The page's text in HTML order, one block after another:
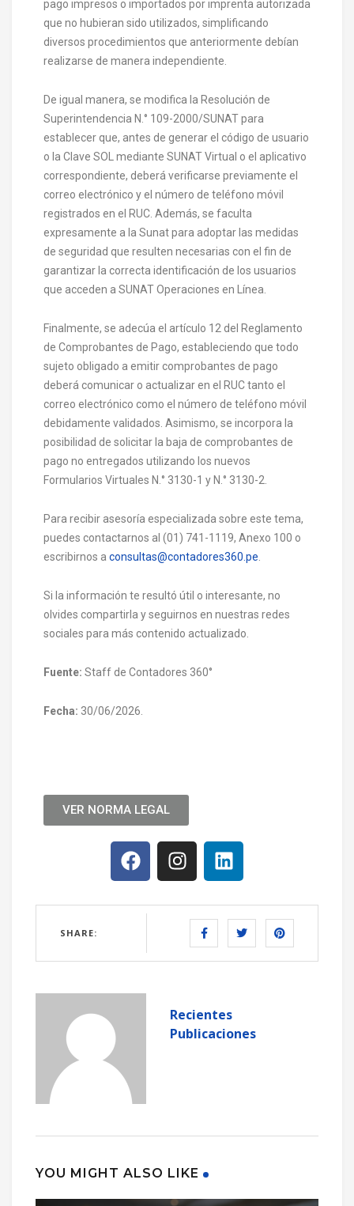
pago impresos o importados por imprenta autorizada
que no hubieran sido utilizados, simplificando
diversos procedimientos que anteriormente debían
realizarse de manera independiente.
De igual manera, se modifica la Resolución de
Superintendencia N.° 109-2000/SUNAT para
establecer que, antes de generar el código de usuario
o la Clave SOL mediante SUNAT Virtual o el aplicativo
correspondiente, deberá verificarse previamente el
correo electrónico y el número de teléfono móvil
registrados en el RUC. Además, se faculta
expresamente a la Sunat para adoptar las medidas
de seguridad que resulten necesarias con el fin de
garantizar la correcta identificación de los usuarios
que acceden a SUNAT Operaciones en Línea.
Finalmente, se adecúa el artículo 12 del Reglamento
de Comprobantes de Pago, estableciendo que todo
sujeto obligado a emitir comprobantes de pago
deberá comunicar o actualizar en el RUC tanto el
correo electrónico como el número de teléfono móvil
debidamente validados. Asimismo, se incorpora la
posibilidad de solicitar la baja de comprobantes de
pago no entregados utilizando los nuevos
Formularios Virtuales N.° 3130-1 y N.° 3130-2.
Para recibir asesoría especializada sobre este tema,
puedes contactarnos al (01) 741-1119, Anexo 100 o
escribirnos a consultas@contadores360.pe
Si la información te resultó útil o interesante, no
olvides compartirla y seguirnos en nuestras redes
sociales para más contenido actualizado.
Fuente: Staff de Contadores 360°
Fecha: 30/06/2026.
VER NORMA LEGAL
SHARE:
Recientes
Publicaciones
YOU MIGHT ALSO LIKE